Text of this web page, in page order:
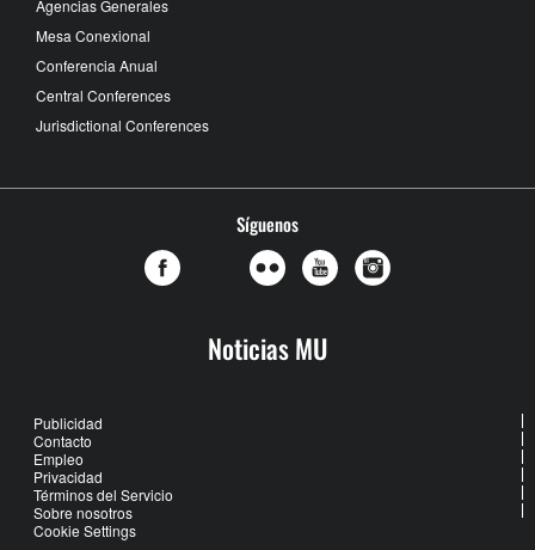
Agencias Generales
Mesa Conexional
Conferencia Anual
Central Conferences
Jurisdictional Conferences
Síguenos
Noticias MU
Publicidad
Contacto
Empleo
Privacidad
Términos del Servicio
Sobre nosotros
Cookie Settings